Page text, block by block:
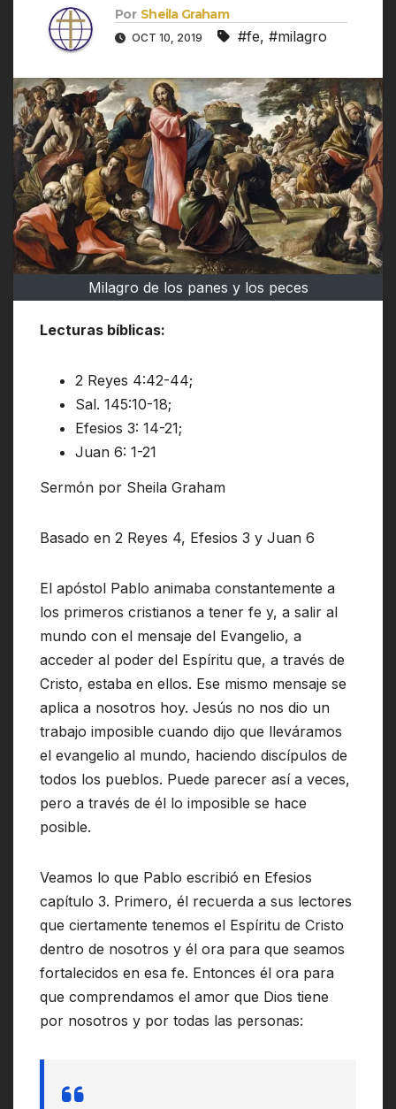
Por Sheila Graham
OCT 10, 2019 #fe, #milagro
Milagro de los panes y los peces
Lecturas bíblicas:
2 Reyes 4:42-44;
Sal. 145:10-18;
Efesios 3: 14-21;
Juan 6: 1-21
Sermón por Sheila Graham
Basado en 2 Reyes 4, Efesios 3 y Juan 6
El apóstol Pablo animaba constantemente a
los primeros cristianos a tener fe y, a salir al
mundo con el mensaje del Evangelio, a
acceder al poder del Espíritu que, a través de
Cristo, estaba en ellos. Ese mismo mensaje se
aplica a nosotros hoy. Jesús no nos dio un
trabajo imposible cuando dijo que lleváramos
el evangelio al mundo, haciendo discípulos de
todos los pueblos. Puede parecer así a veces,
pero a través de él lo imposible se hace
posible.
Veamos lo que Pablo escribió en Efesios
capítulo 3. Primero, él recuerda a sus lectores
que ciertamente tenemos el Espíritu de Cristo
dentro de nosotros y él ora para que seamos
fortalecidos en esa fe. Entonces él ora para
que comprendamos el amor que Dios tiene
por nosotros y por todas las personas: